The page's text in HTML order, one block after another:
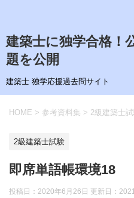
建築士に独学合格！
題を公開
建築士 独学応援過去問サイト
HOME > 参考資料集 > 2級建築士
2級建築士試験
即席単語帳環境18
投稿日：2020年6月26日 更新日：